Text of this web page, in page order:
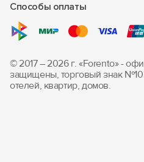
Способы оплаты
© 2017 – 2026 г. «Forento» -
защищены, торговый знак
отелей, квартир, домов.